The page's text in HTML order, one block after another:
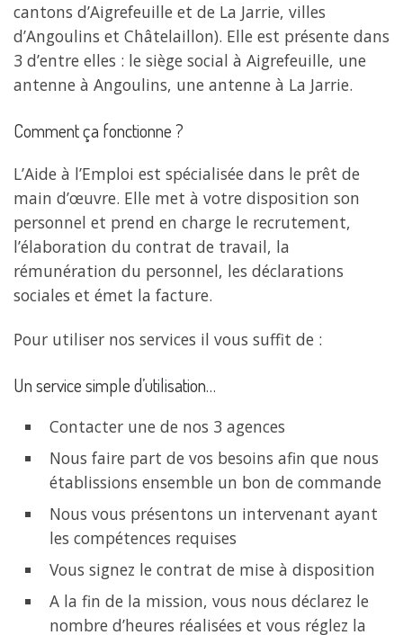
cantons d’Aigrefeuille et de La Jarrie, villes
d’Angoulins et Châtelaillon). Elle est présente dans
3 d’entre elles : le siège social à Aigrefeuille, une
antenne à Angoulins, une antenne à La Jarrie.
Comment ça fonctionne ?
L’Aide à l’Emploi est spécialisée dans le prêt de
main d’œuvre. Elle met à votre disposition son
personnel et prend en charge le recrutement,
l’élaboration du contrat de travail, la
rémunération du personnel, les déclarations
sociales et émet la facture.
Pour utiliser nos services il vous suffit de :
Un service simple d’utilisation…
Contacter une de nos 3 agences
Nous faire part de vos besoins afin que nous
établissions ensemble un bon de commande
Nous vous présentons un intervenant ayant
les compétences requises
Vous signez le contrat de mise à disposition
A la fin de la mission, vous nous déclarez le
nombre d’heures réalisées et vous réglez la